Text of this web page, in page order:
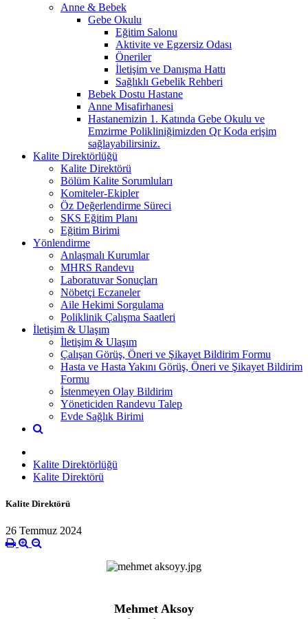
Anne & Bebek
Gebe Okulu
Eğitim Salonu
Aktivite ve Egzersiz Odası
Öneriler
İletişim ve Danışma Hattı
Sağlıklı Gebelik Rehberi
Bebek Dostu Hastane
Anne Misafirhanesi
Hastanemizin 1. Katında Gebe Okulu ve
Emzirme Polikliniğimizden Qr Koda erişim
sağlayabilirsiniz.
Kalite Direktörlüğü
Kalite Direktörü
Bölüm Kalite Sorumluları
Komiteler-Ekipler
Öz Değerlendirme Süreci
SKS Eğitim Planı
Eğitim Birimi
Yönlendirme
Anlaşmalı Kurumlar
MHRS Randevu
Laboratuvar Sonuçları
Nöbetçi Eczaneler
Aile Hekimi Sorgulama
Poliklinik Çalışma Saatleri
İletişim & Ulaşım
İletişim & Ulaşım
Çalışan Görüş, Öneri ve Şikayet Bildirim Formu
Hasta ve Hasta Yakını Görüş, Öneri ve Şikayet Bildirim
Formu
İstenmeyen Olay Bildirim
Yöneticiden Randevu Talep
Evde Sağlık Birimi
Kalite Direktörlüğü
Kalite Direktörü
Kalite Direktörü
26 Temmuz 2024
Mehmet Aksoy